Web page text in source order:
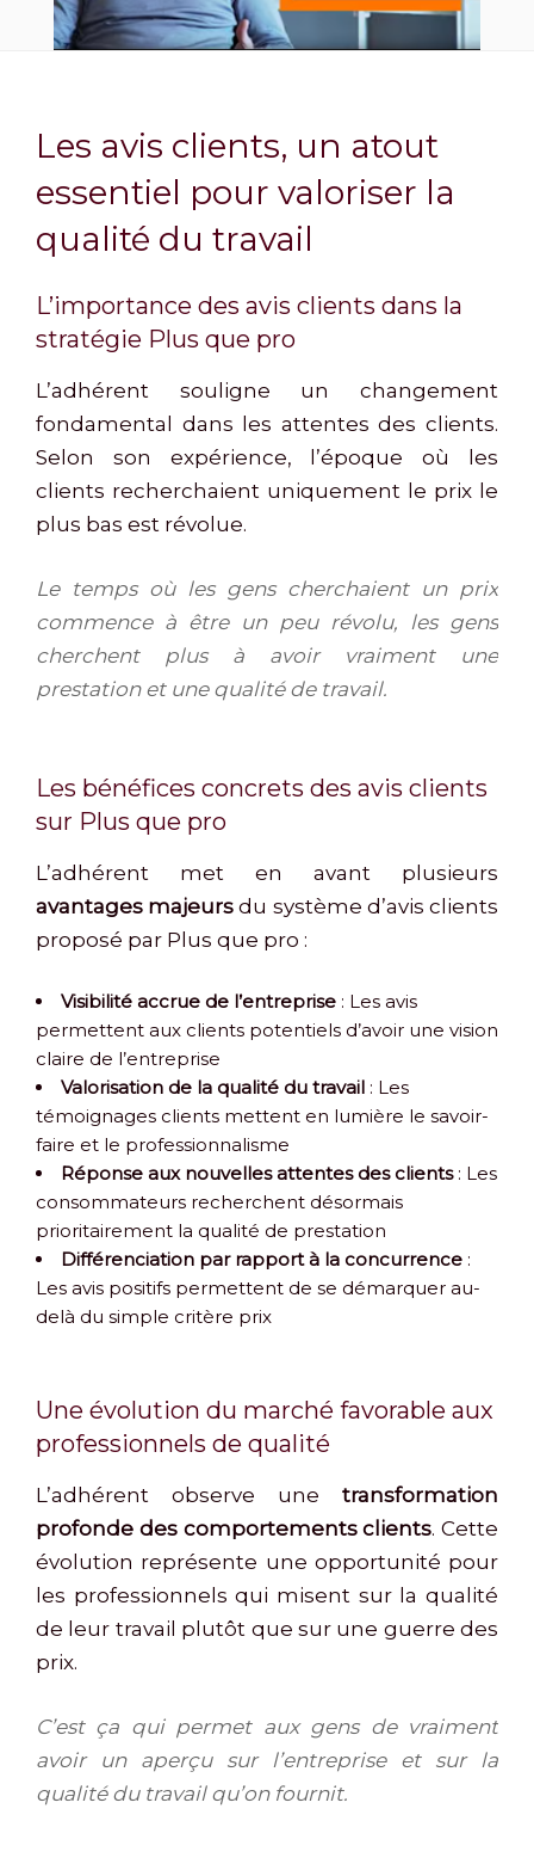
Les avis clients, un atout
essentiel pour valoriser la
qualité du travail
L’importance des avis clients dans la
stratégie Plus que pro
L’adhérent souligne un changement
fondamental dans les attentes des clients.
Selon son expérience, l’époque où les
clients recherchaient uniquement le prix le
plus bas est révolue.
Le temps où les gens cherchaient un prix
commence à être un peu révolu, les gens
cherchent plus à avoir vraiment une
prestation et une qualité de travail.
Les bénéfices concrets des avis clients
sur Plus que pro
L’adhérent met en avant plusieurs
avantages majeurs du système d’avis clients
proposé par Plus que pro :
Visibilité accrue de l’entreprise : Les avis
permettent aux clients potentiels d’avoir une vision
claire de l’entreprise
Valorisation de la qualité du travail : Les
témoignages clients mettent en lumière le savoir-
faire et le professionnalisme
Réponse aux nouvelles attentes des clients: Les
consommateurs recherchent désormais
prioritairement la qualité de prestation
Différenciation par rapport à la concurrence :
Les avis positifs permettent de se démarquer au-
delà du simple critère prix
Une évolution du marché favorable aux
professionnels de qualité
L’adhérent observe une transformation
profonde des comportements clients. Cette
évolution représente une opportunité pour
les professionnels qui misent sur la qualité
de leur travail plutôt que sur une guerre des
prix.
C’est ça qui permet aux gens de vraiment
avoir un aperçu sur l’entreprise et sur la
qualité du travail qu’on fournit.